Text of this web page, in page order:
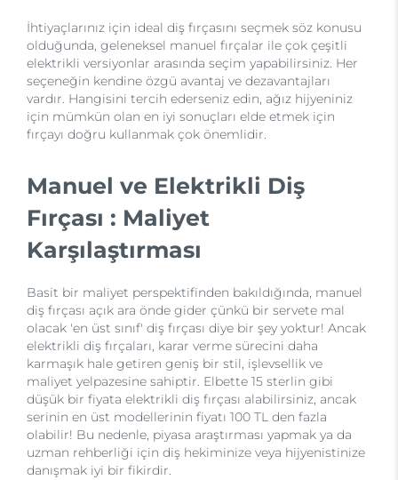
İhtiyaçlarınız için ideal diş fırçasını seçmek söz konusu
olduğunda, geleneksel manuel fırçalar ile çok çeşitli
elektrikli versiyonlar arasında seçim yapabilirsiniz. Her
seçeneğin kendine özgü avantaj ve dezavantajları
vardır. Hangisini tercih ederseniz edin, ağız hijyeniniz
için mümkün olan en iyi sonuçları elde etmek için
fırçayı doğru kullanmak çok önemlidir.
Manuel ve Elektrikli Diş
Fırçası : Maliyet
Karşılaştırması
Basit bir maliyet perspektifinden bakıldığında, manuel
diş fırçası açık ara önde gider çünkü bir servete mal
olacak 'en üst sınıf' diş fırçası diye bir şey yoktur! Ancak
elektrikli diş fırçaları, karar verme sürecini daha
karmaşık hale getiren geniş bir stil, işlevsellik ve
maliyet yelpazesine sahiptir. Elbette 15 sterlin gibi
düşük bir fiyata elektrikli diş fırçası alabilirsiniz, ancak
serinin en üst modellerinin fiyatı 100 TL den fazla
olabilir! Bu nedenle, piyasa araştırması yapmak ya da
uzman rehberliği için diş hekiminize veya hijyenistinize
danışmak iyi bir fikirdir.